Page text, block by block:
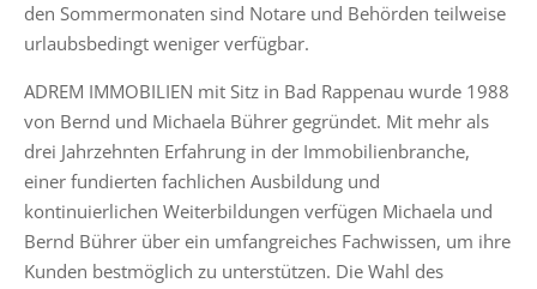
den Sommermonaten sind Notare und Behörden teilweise
urlaubsbedingt weniger verfügbar.
ADREM IMMOBILIEN mit Sitz in Bad Rappenau wurde 1988
von Bernd und Michaela Bührer gegründet. Mit mehr als
drei Jahrzehnten Erfahrung in der Immobilienbranche,
einer fundierten fachlichen Ausbildung und
kontinuierlichen Weiterbildungen verfügen Michaela und
Bernd Bührer über ein umfangreiches Fachwissen, um ihre
Kunden bestmöglich zu unterstützen. Die Wahl des